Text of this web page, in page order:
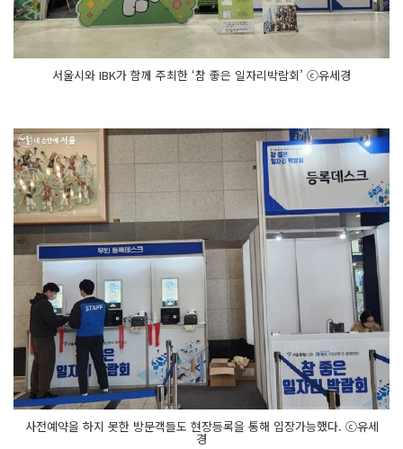
서울시와 IBK가 함께 주최한 ‘참 좋은 일자리박람회’ ⓒ유세경
사전예약을 하지 못한 방문객들도 현장등록을 통해 입장가능했다. ⓒ유세
경